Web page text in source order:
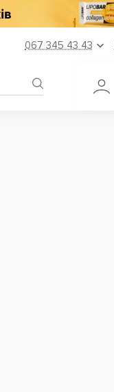
067 345 43 43